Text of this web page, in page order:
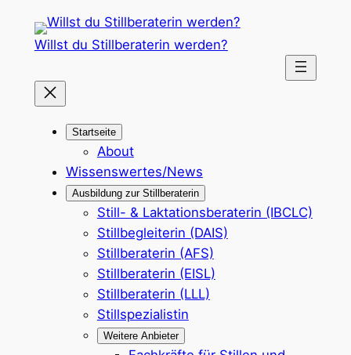
Inhalt
Willst du Stillberaterin werden?
Startseite
About
Wissenswertes/News
Ausbildung zur Stillberaterin
Still- & Laktationsberaterin (IBCLC)
Stillbegleiterin (DAIS)
Stillberaterin (AFS)
Stillberaterin (EISL)
Stillberaterin (LLL)
Stillspezialistin
Weitere Anbieter